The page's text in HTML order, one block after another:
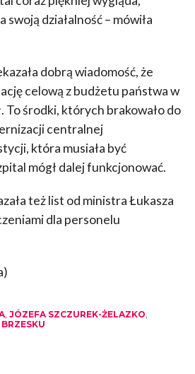
swoją działalność – mówiła
dobrą wiadomość, że
celową z budżetu państwa w
To środki, których brakowało do
centralnej
która musiała być
mógł dalej funkcjonować.
też list od ministra Łukasza
dla personelu
, JÓZEFA SZCZUREK-ŻELAZKO